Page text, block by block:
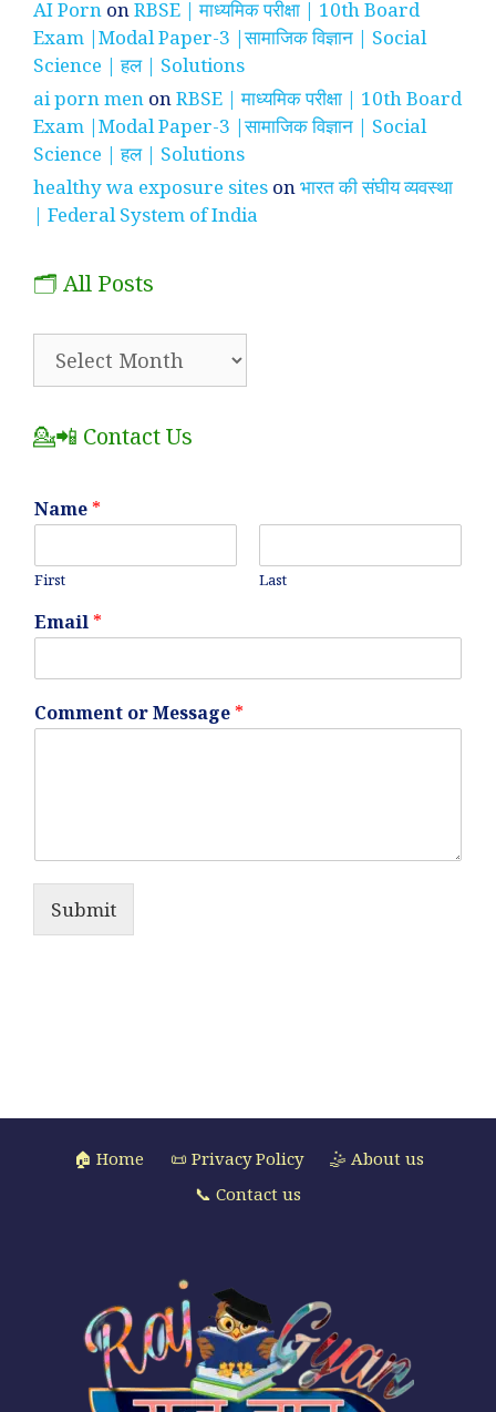
AI Porn onRBSE | माध्यमिक परीक्षा | 10th Board
Exam |Modal Paper-3 |सामाजिक विज्ञान | Social
Science | हल | Solutions
ai porn men onRBSE | माध्यमिक परीक्षा | 10th Board
Exam |Modal Paper-3 |सामाजिक विज्ञान | Social
Science | हल | Solutions
healthy wa exposure sites onभारत की संघीय व्यवस्था
| Federal System of India
🗂️ All Posts
💁📲 Contact Us
Name *
First Last
Email *
Comment or Message *
Submit
🏠 Home 📜 Privacy Policy
🤹 About us
📞 Contact us